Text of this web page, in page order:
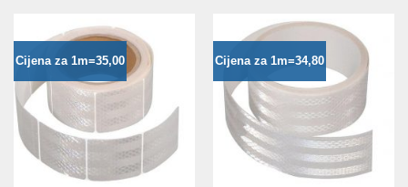
Cijena za 1m=35,00 Cijena za 1m=34,80